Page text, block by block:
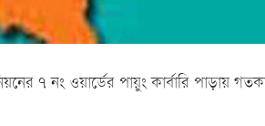
৭ নং ওয়ার্ডের পায়ুং কার্বারি পাড়ায়